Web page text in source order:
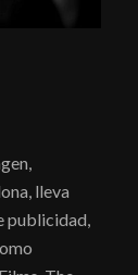
lleva
publicidad,